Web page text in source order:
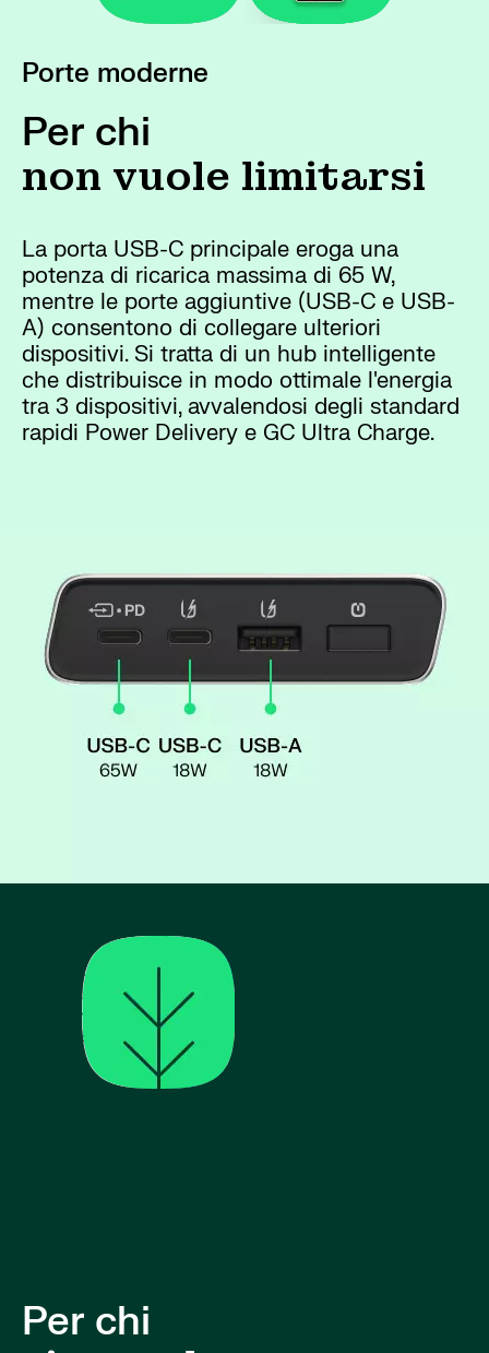
Porte moderne
Per chi
non vuole limitarsi
La porta USB-C principale eroga una
potenza di ricarica massima di 65 W,
mentre le porte aggiuntive (USB-C e USB-
A) consentono di collegare ulteriori
dispositivi. Si tratta di un hub intelligente
che distribuisce in modo ottimale l'energia
tra 3 dispositivi, avvalendosi degli standard
rapidi Power Delivery e GC Ultra Charge.
Per chi